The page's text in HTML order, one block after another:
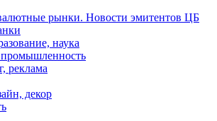
рынки. Новости эмитентов ЦБ
наука
реклама
декор